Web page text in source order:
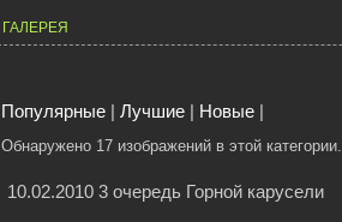
ГАЛЕРЕЯ
Популярные| Лучшие| Новые|
Обнаружено 17 изображений в этой категории.
10.02.2010 3 очередь Горной карусели